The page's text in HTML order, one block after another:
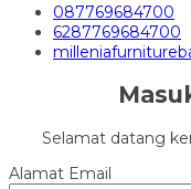
087769684700
6287769684700
Selamat datang
Alamat Email